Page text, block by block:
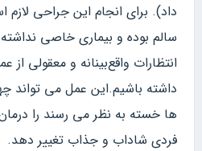
داد). برای انجام این جراحی
سالم بوده و بیماری خاصی
انتظارات واقع‌بینانه و معقولی
داشته باشیم.این عمل می تواند
ها خسته به نظر می رسند را
فردی شاداب و جذاب تغییر دهد.